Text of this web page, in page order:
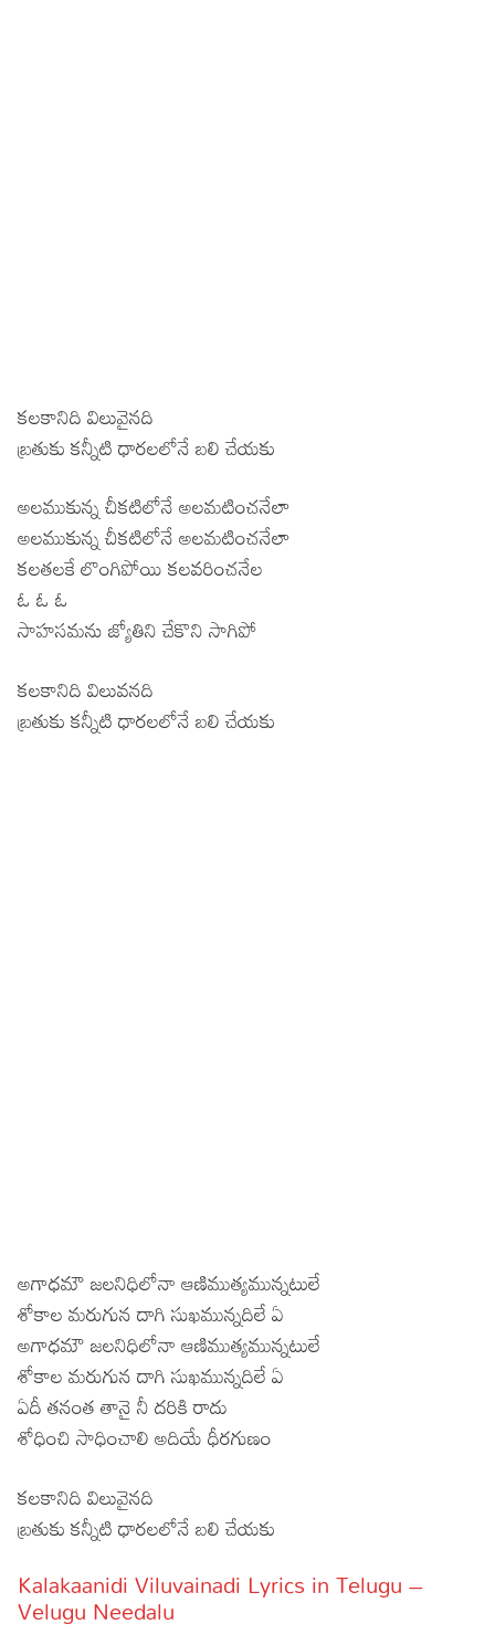
కలకానిది విలువైనది
బ్రతుకు కన్నీటి ధారలలోనే బలి చేయకు
అలముకున్న చీకటిలోనే అలమటించనేలా
అలముకున్న చీకటిలోనే అలమటించనేలా
కలతలకే లొంగిపోయి కలవరించనేల
ఓ ఓ ఓ
సాహసమను జ్యోతిని చేకొని సాగిపో
కలకానిది విలువనది
బ్రతుకు కన్నీటి ధారలలోనే బలి చేయకు
అగాధమౌ జలనిధిలోనా ఆణిముత్యమున్నటులే
శోకాల మరుగున దాగి సుఖమున్నదిలే ఏ
అగాధమౌ జలనిధిలోనా ఆణిముత్యమున్నటులే
శోకాల మరుగున దాగి సుఖమున్నదిలే ఏ
ఏదీ తనంత తానై నీ దరికి రాదు
శోధించి సాధించాలి అదియే ధీరగుణం
కలకానిది విలువైనది
బ్రతుకు కన్నీటి ధారలలోనే బలి చేయకు
Kalakaanidi Viluvainadi Lyrics in Telugu –
Velugu Needalu